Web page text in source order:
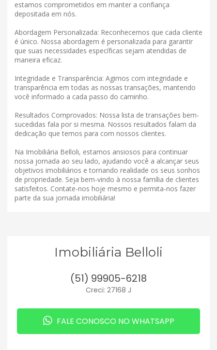
estamos comprometidos em manter a confiança
depositada em nós.
Abordagem Personalizada: Reconhecemos que cada cliente
é único. Nossa abordagem é personalizada para garantir
que suas necessidades específicas sejam atendidas de
maneira eficaz.
Integridade e Transparência: Agimos com integridade e
transparência em todas as nossas transações, mantendo
você informado a cada passo do caminho.
Resultados Comprovados: Nossa lista de transações bem-
sucedidas fala por si mesma. Nossos resultados falam da
dedicação que temos para com nossos clientes.
Na Imobiliária Belloli, estamos ansiosos para continuar
nossa jornada ao seu lado, ajudando você a alcançar seus
objetivos imobiliários e tornando realidade os seus sonhos
de propriedade. Seja bem-vindo à nossa família de clientes
satisfeitos. Contate-nos hoje mesmo e permita-nos fazer
parte da sua jornada imobiliária!
Imobiliária Belloli
(51) 99905-6218
Creci: 27168 J
FALE CONOSCO NO WHATSAPP